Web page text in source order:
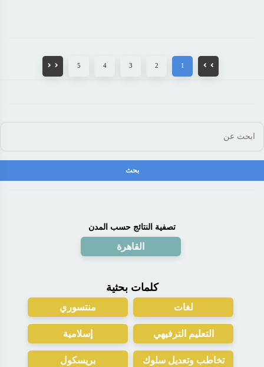
1
2
3
4
5
تصفية النتائج حسب المدن
القاهرة
كلمات بحثية
لغات منتسوري
التعليم الترفيهي إسلامية
تخاطب وتعديل سلوك بريسكول